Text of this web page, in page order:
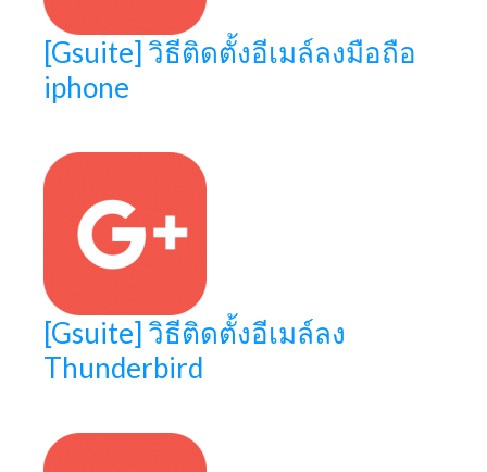
[Gsuite] วิธีติดตั้งอีเมล์ลงมือถือ
iphone
[Gsuite] วิธีติดตั้งอีเมล์ลง
Thunderbird